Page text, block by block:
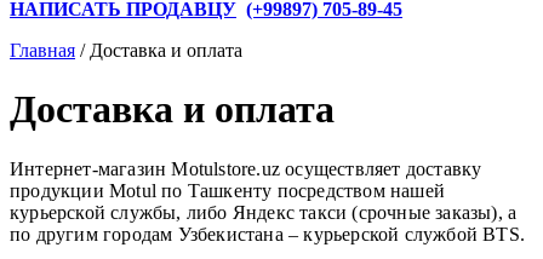
НАПИСАТЬ ПРОДАВЦУ (+99897) 705-89-45
Главная / Доставка и оплата
Доставка и оплата
Интернет-магазин Motulstore.uz осуществляет доставку
продукции Motul по Ташкенту посредством нашей
курьерской службы, либо Яндекс такси (срочные заказы), а
по другим городам Узбекистана – курьерской службой BTS.